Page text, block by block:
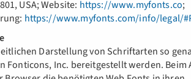
USA; Website: https://www.myfonts.co;
https://www.myfonts.com/info/legal/
Darstellung von Schriftarten so
Fonticons, Inc. bereitgestellt werden. Beim